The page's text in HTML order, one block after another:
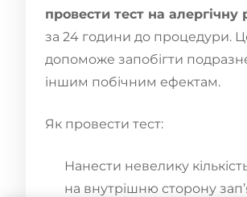
провести тест на алергічну
за 24 години до процедури.
допоможе запобігти
іншим побічним ефектам.
Як провести тест:
Нанести невелику
на внутрішню сторону